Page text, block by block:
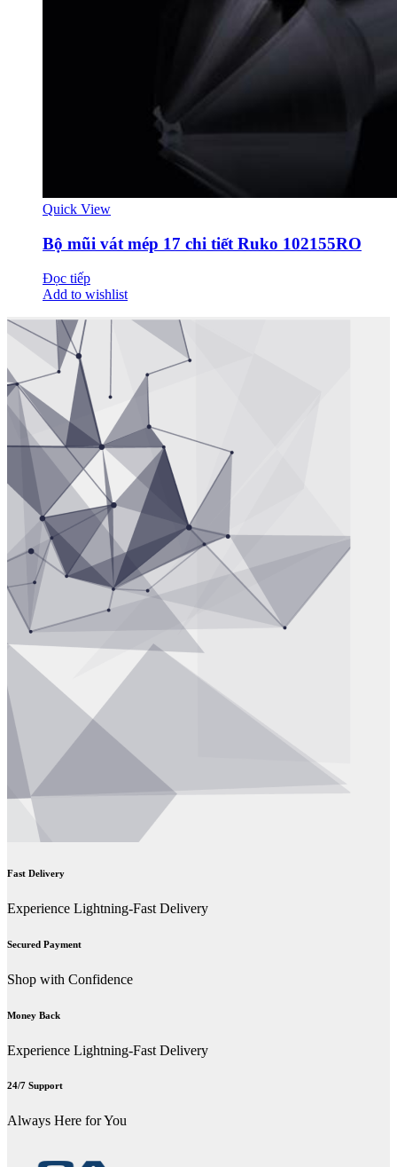
Quick View
Bộ mũi vát mép 17 chi tiết Ruko 102155RO
Đọc tiếp
Add to wishlist
Fast Delivery
Experience Lightning-Fast Delivery
Secured Payment
Shop with Confidence
Money Back
Experience Lightning-Fast Delivery
24/7 Support
Always Here for You